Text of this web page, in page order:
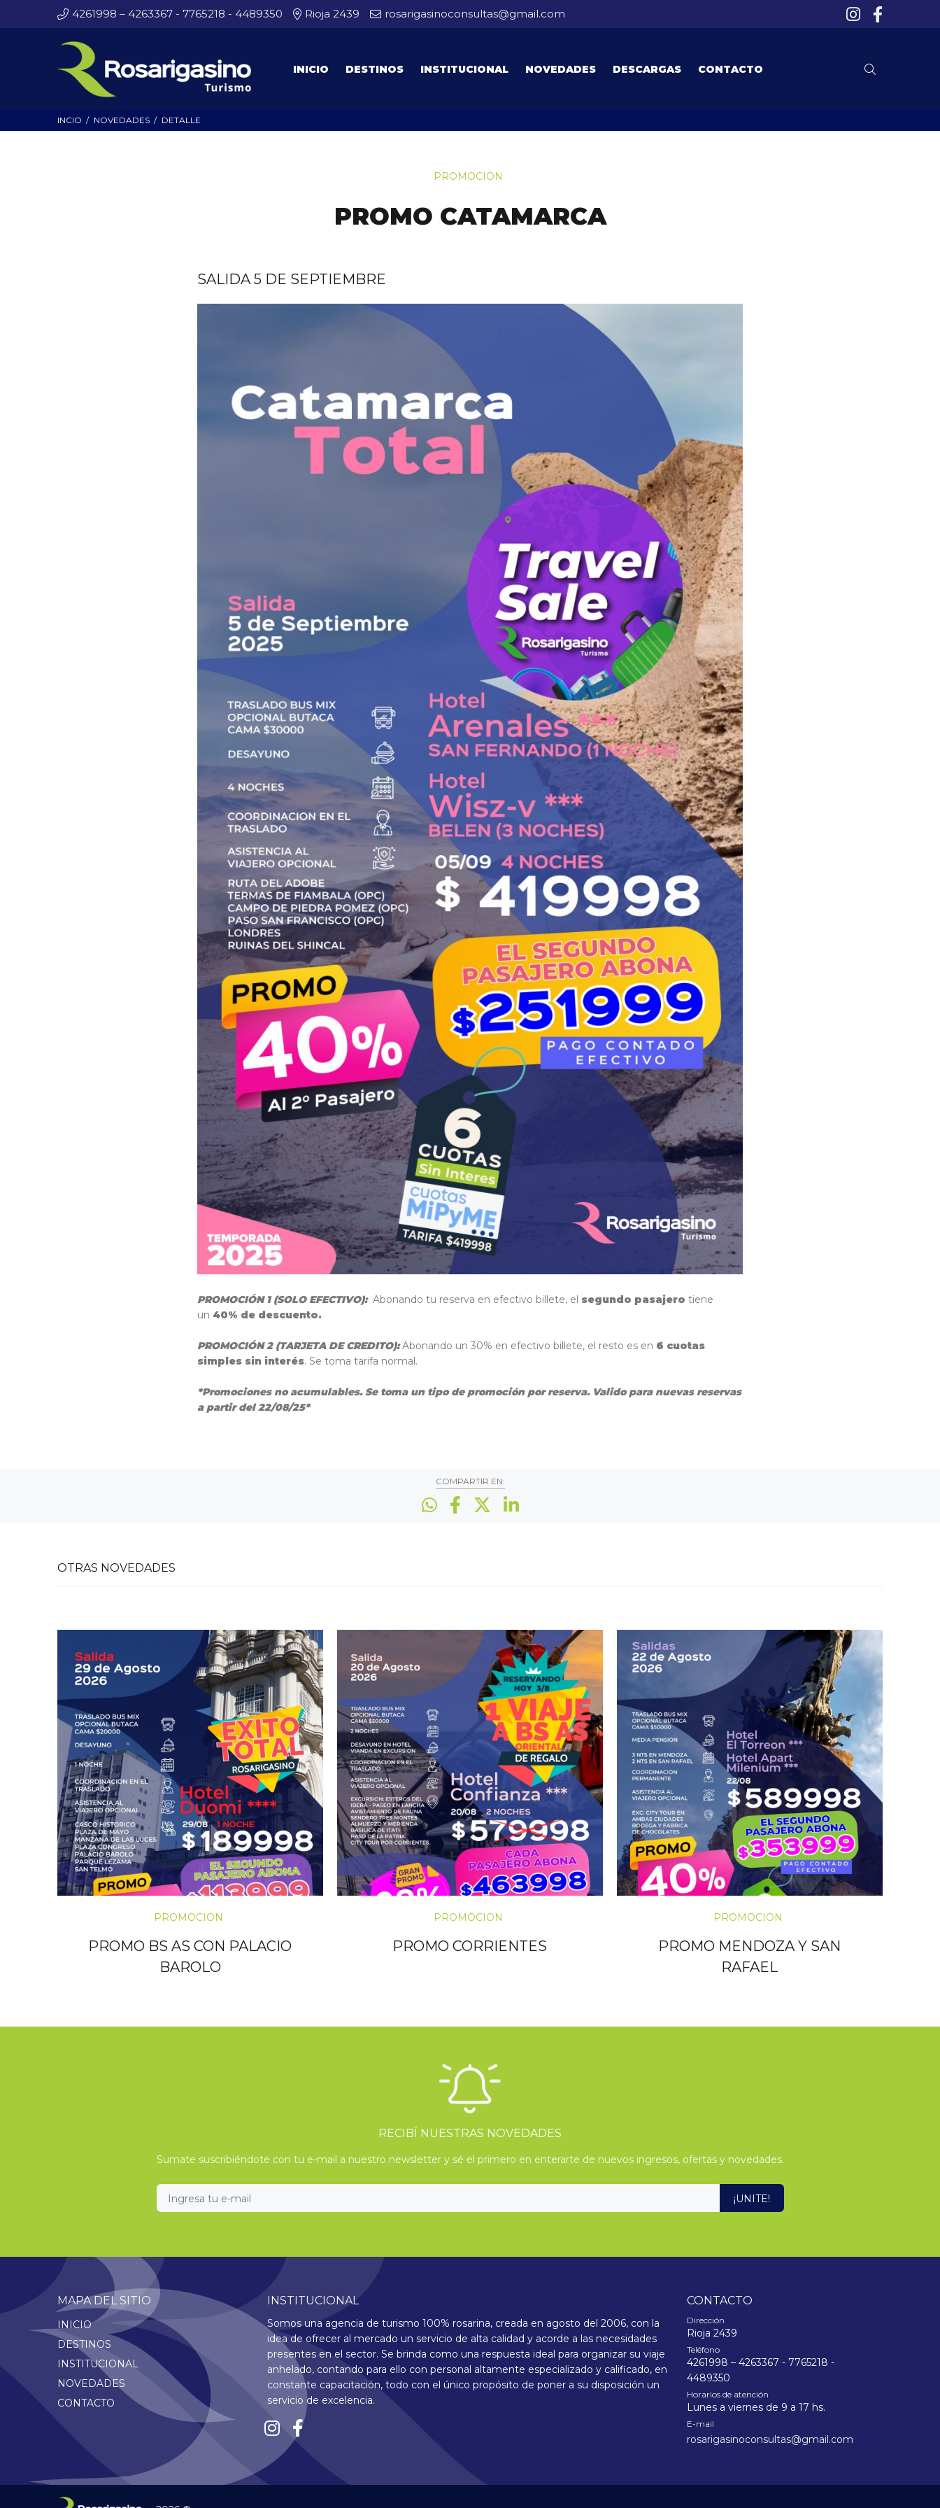
4261998 – 4263367 - 7765218 - 4489350 Rioja 2439 rosarigasinoconsultas@gmail.com
INICIO DESTINOS INSTITUCIONAL NOVEDADES DESCARGAS CONTACTO
INCIO NOVEDADES DETALLE
PROMOCION
PROMO CATAMARCA
SALIDA 5 DE SEPTIEMBRE
PROMOCIÓN 1 (SOLO EFECTIVO):Abonando tu reserva en efectivo billete, el segundo pasajero tiene
un 40% de descuento.
PROMOCIÓN 2 (TARJETA DE CREDITO):Abonando un 30% en efectivo billete, el resto es en 6 cuotas
simples sin interés. Se toma tarifa normal.
*Promociones no acumulables. Se toma un tipo de promoción por reserva. Valido para nuevas reservas
a partir del 22/08/25*
COMPARTIR EN:
OTRAS NOVEDADES
PROMOCION
PROMO BS AS CON PALACIO
BAROLO
PROMOCION
PROMO CORRIENTES
PROMOCION
PROMO MENDOZA Y SAN
RAFAEL
RECIBÍ NUESTRAS NOVEDADES
Sumate suscribiéndote con tu e-mail a nuestro newsletter y sé el primero en enterarte de nuevos ingresos, ofertas y novedades.
¡UNITE!
MAPA DEL SITIO
INICIO
DESTINOS
INSTITUCIONAL
NOVEDADES
CONTACTO
INSTITUCIONAL
Somos una agencia de turismo 100% rosarina, creada en agosto del 2006, con la
idea de ofrecer al mercado un servicio de alta calidad y acorde a las necesidades
presentes en el sector. Se brinda como una respuesta ideal para organizar su viaje
anhelado, contando para ello con personal altamente especializado y calificado, en
constante capacitación, todo con el único propósito de poner a su disposición un
servicio de excelencia.
CONTACTO
Dirección
Rioja 2439
Teléfono
4261998 – 4263367 - 7765218 -
4489350
Horarios de atención
Lunes a viernes de 9 a 17 hs.
E-mail
rosarigasinoconsultas@gmail.com